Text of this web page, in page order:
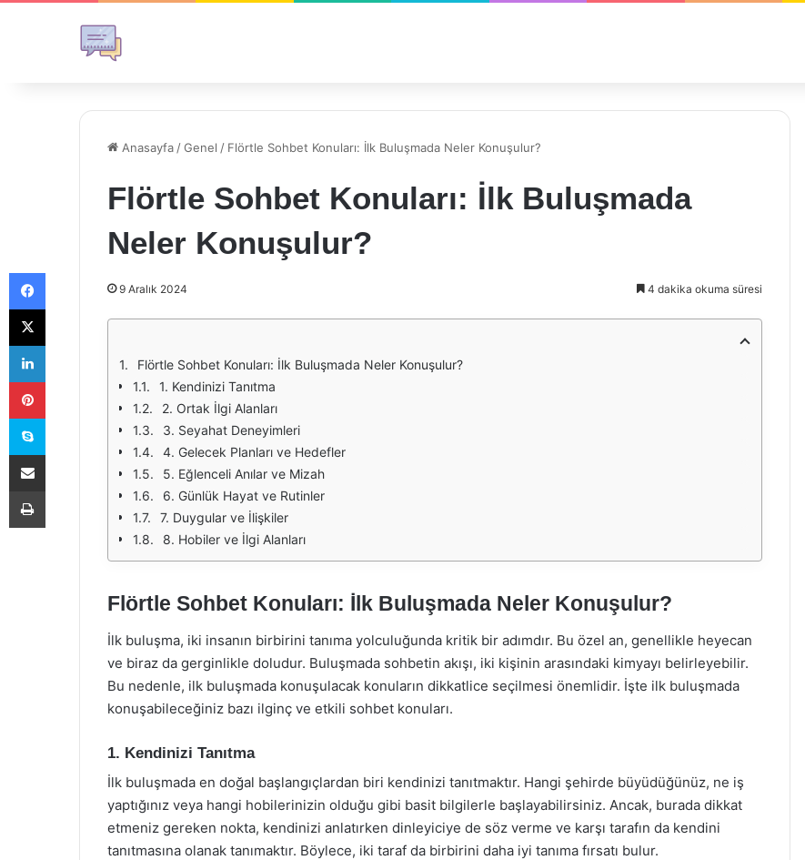
Anasayfa /Genel / Flörtle Sohbet Konuları: İlk Buluşmada Neler Konuşulur?
Flörtle Sohbet Konuları: İlk Buluşmada
Neler Konuşulur?
9 Aralık 2024 4 dakika okuma süresi
Flörtle Sohbet Konuları: İlk Buluşmada Neler Konuşulur?
1. Kendinizi Tanıtma
2. Ortak İlgi Alanları
3. Seyahat Deneyimleri
4. Gelecek Planları ve Hedefler
5. Eğlenceli Anılar ve Mizah
6. Günlük Hayat ve Rutinler
7. Duygular ve İlişkiler
8. Hobiler ve İlgi Alanları
Flörtle Sohbet Konuları: İlk Buluşmada Neler Konuşulur?
İlk buluşma, iki insanın birbirini tanıma yolculuğunda kritik bir adımdır. Bu özel an, genellikle heyecan
ve biraz da gerginlikle doludur. Buluşmada sohbetin akışı, iki kişinin arasındaki kimyayı belirleyebilir.
Bu nedenle, ilk buluşmada konuşulacak konuların dikkatlice seçilmesi önemlidir. İşte ilk buluşmada
konuşabileceğiniz bazı ilginç ve etkili sohbet konuları.
1. Kendinizi Tanıtma
İlk buluşmada en doğal başlangıçlardan biri kendinizi tanıtmaktır. Hangi şehirde büyüdüğünüz, ne iş
yaptığınız veya hangi hobilerinizin olduğu gibi basit bilgilerle başlayabilirsiniz. Ancak, burada dikkat
etmeniz gereken nokta, kendinizi anlatırken dinleyiciye de söz verme ve karşı tarafın da kendini
tanıtmasına olanak tanımaktır. Böylece, iki taraf da birbirini daha iyi tanıma fırsatı bulur.
Facebook
X
LinkedIn
Pinterest
Skype
E-Posta ile paylaş